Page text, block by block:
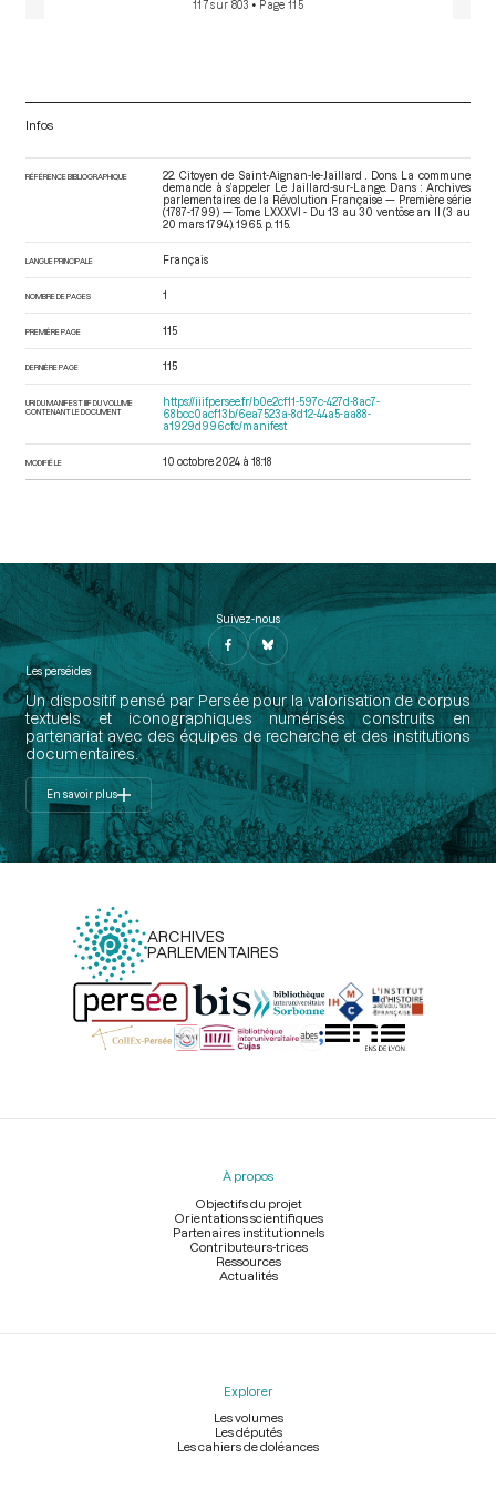
117 sur 803 • Page 115
Infos
RÉFÉRENCE BIBLIOGRAPHIQUE
22. Citoyen de Saint-Aignan-le-Jaillard . Dons. La commune
demande à s’appeler Le Jaillard-sur-Lange. Dans : Archives
parlementaires de la Révolution Française — Première série
(1787-1799) — Tome LXXXVI - Du 13 au 30 ventôse an II (3 au
20 mars 1794) . 1965. p. 115.
LANGUE PRINCIPALE Français
NOMBRE DE PAGES 1
PREMIÈRE PAGE 115
DERNIÈRE PAGE 115
URI DU MANIFEST IIIF DU VOLUME
CONTENANT LE DOCUMENT
https://iiif.persee.fr/b0e2cf11-597c-427d-8ac7-
68bcc0acf13b/6ea7523a-8d12-44a5-aa88-
a1929d996cfc/manifest
MODIFIÉ LE 10 octobre 2024 à 18:18
Suivez-nous
Les perséides
Un dispositif pensé par Persée pour la valorisation de corpus
textuels et iconographiques numérisés construits en
partenariat avec des équipes de recherche et des institutions
documentaires.
En savoir plus
ARCHIVES
PARLEMENTAIRES
Menu
À propos
Objectifs du projet
Orientations scientifiques
Partenaires institutionnels
Contributeurs-trices
Ressources
Actualités
Explorer
Les volumes
Les députés
Les cahiers de doléances